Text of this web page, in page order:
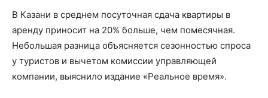
В Казани в среднем посуточная сдача квартиры в
аренду приносит на 20% больше, чем помесячная.
Небольшая разница объясняется сезонностью спроса
у туристов и вычетом комиссии управляющей
компании, выяснило издание «Реальное время».